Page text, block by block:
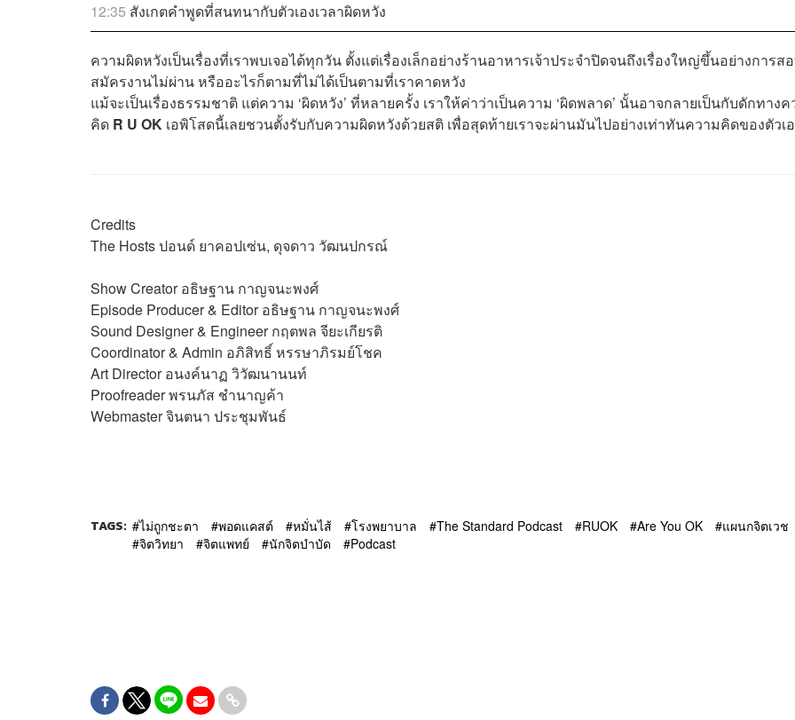
12:35 สังเกตคำพูดที่สนทนากับตัวเองเวลาผิดหวัง
ความผิดหวังเป็นเรื่องที่เราพบเจอได้ทุกวัน ตั้งแต่เรื่องเล็กอย่างร้านอาหารเจ้าประจำปิดจนถึงเรื่องใหญ่ขึ้นอย่างการส
สมัครงานไม่ผ่าน หรืออะไรก็ตามที่ไม่ได้เป็นตามที่เราคาดหวัง
แม้จะเป็นเรื่องธรรมชาติ แต่ความ ‘ผิดหวัง’ ที่หลายครั้ง เราให้ค่าว่าเป็นความ ‘ผิดพลาด’ นั้นอาจกลายเป็นกับดักทางค
คิด R U OK เอพิโสดนี้เลยชวนตั้งรับกับความผิดหวังด้วยสติ เพื่อสุดท้ายเราจะผ่านมันไปอย่างเท่าทันความคิดของตัวเ
Credits
The Hostsปอนด์ ยาคอปเซ่น, ดุจดาว วัฒนปกรณ์
Show Creator อธิษฐาน กาญจนะพงศ์
Episode Producer & Editor อธิษฐาน กาญจนะพงศ์
Sound Designer & Engineerกฤตพล จียะเกียรติ
Coordinator & Admin อภิสิทธิ์​ หรรษาภิรมย์โชค
Art Director อนงค์นาฏ วิวัฒนานนท์
Proofreaderพรนภัส ชำนาญค้า
Webmasterจินตนา ประชุมพันธ์
TAGS: ไม่ถูกชะตา พอดแคสต์ หมั่นไส้ โรงพยาบาล The Standard Podcast RUOK Are You OK
แผนกจิตเวช
จิตวิทยา
จิตแพทย์ นักจิตบำบัด Podcast